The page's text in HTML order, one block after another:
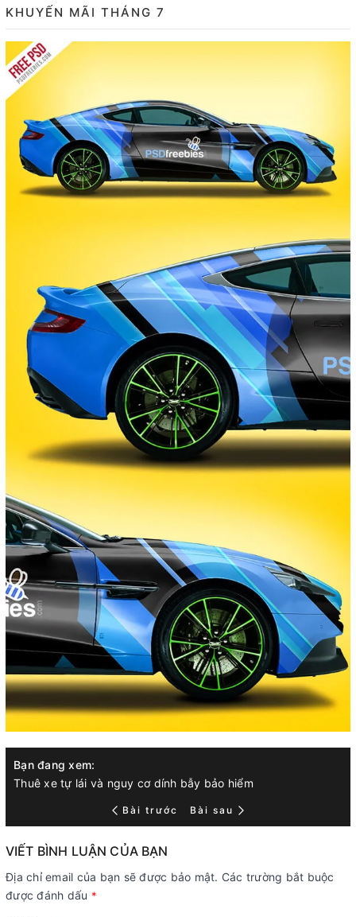
KHUYẾN MÃI THÁNG 7
Bạn đang xem:
Thuê xe tự lái và nguy cơ dính bẫy bảo hiểm
Bài trước Bài sau
VIẾT BÌNH LUẬN CỦA BẠN
Địa chỉ email của bạn sẽ được bảo mật. Các trường bắt buộc
được đánh dấu *